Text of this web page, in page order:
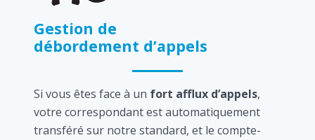
Gestion de
débordement d’appels
Si vous êtes face à un fort afflux d’appels,
votre correspondant est automatiquement
transféré sur notre standard, et le compte-